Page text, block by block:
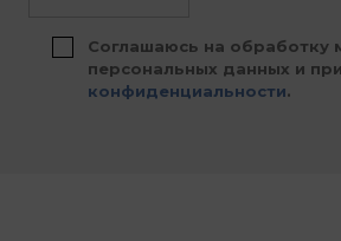
Соглашаюсь на обработку
персональных данных и
конфиденциальности.